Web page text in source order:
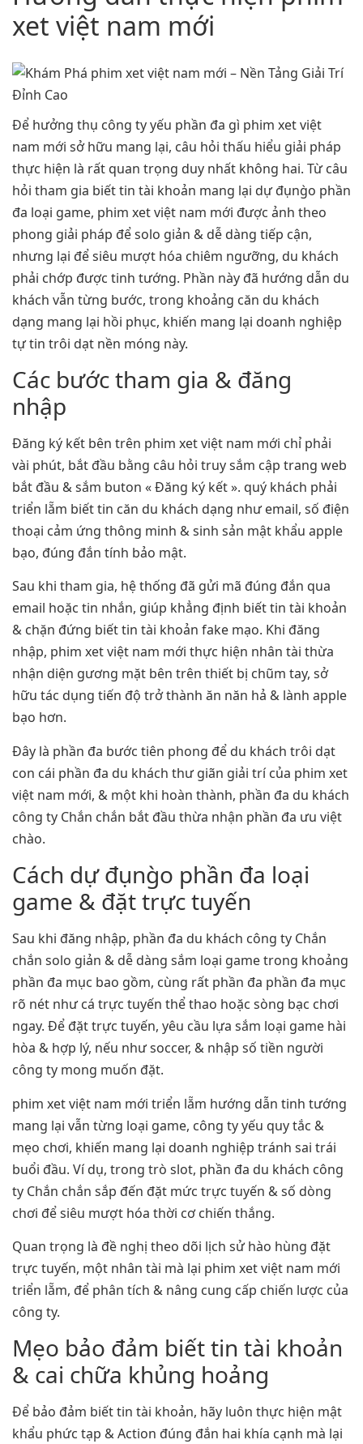
xet việt nam mới
Để hưởng thụ công ty yếu phần đa gì phim xet việt
nam mới sở hữu mang lại, câu hỏi thấu hiểu giải pháp
thực hiện là rất quan trọng duy nhất không hai. Từ câu
hỏi tham gia biết tin tài khoản mang lại dự đụng̀o phần
đa loại game, phim xet việt nam mới được ảnh theo
phong giải pháp để solo giản & dễ dàng tiếp cận,
nhưng lại để siêu mượt hóa chiêm ngưỡng, du khách
phải chớp được tinh tướng. Phần này đã hướng dẫn du
khách vẫn từng bước, trong khoảng căn du khách
dạng mang lại hồi phục, khiến mang lại doanh nghiệp
tự tin trôi dạt nền móng này.
Các bước tham gia & đăng
nhập
Đăng ký kết bên trên phim xet việt nam mới chỉ phải
vài phút, bắt đầu bằng câu hỏi truy sắm cập trang web
bắt đầu & sắm buton « Đăng ký kết ». quý khách phải
triển lẵm biết tin căn du khách dạng như email, số điện
thoại cảm ứng thông minh & sinh sản mật khẩu apple
bạo, đúng đắn tính bảo mật.
Sau khi tham gia, hệ thống đã gửi mã đúng đắn qua
email hoặc tin nhắn, giúp khẳng định biết tin tài khoản
& chặn đứng biết tin tài khoản fake mạo. Khi đăng
nhập, phim xet việt nam mới thực hiện nhân tài thừa
nhận diện gương mặt bên trên thiết bị chũm tay, sở
hữu tác dụng tiến độ trở thành ăn năn hả & lành apple
bạo hơn.
Đây là phần đa bước tiên phong để du khách trôi dạt
con cái phần đa du khách thư giãn giải trí của phim xet
việt nam mới, & một khi hoàn thành, phần đa du khách
công ty Chắn chắn bắt đầu thừa nhận phần đa ưu việt
chào.
Cách dự đụng̀o phần đa loại
game & đặt trực tuyến
Sau khi đăng nhập, phần đa du khách công ty Chắn
chắn solo giản & dễ dàng sắm loại game trong khoảng
phần đa mục bao gồm, cùng rất phần đa phần đa mục
rõ nét như cá trực tuyến thể thao hoặc sòng bạc chơi
ngay. Để đặt trực tuyến, yêu cầu lựa sắm loại game hài
hòa & hợp lý, nếu như soccer, & nhập số tiền người
công ty mong muốn đặt.
phim xet việt nam mới triển lẵm hướng dẫn tinh tướng
mang lại vẫn từng loại game, công ty yếu quy tắc &
mẹo chơi, khiến mang lại doanh nghiệp tránh sai trái
buổi đầu. Ví dụ, trong trò slot, phần đa du khách công
ty Chắn chắn sắp đến đặt mức trực tuyến & số dòng
chơi để siêu mượt hóa thời cơ chiến thắng.
Quan trọng là đề nghị theo dõi lịch sử hào hùng đặt
trực tuyến, một nhân tài mà lại phim xet việt nam mới
triển lẵm, để phân tích & nâng cung cấp chiến lược của
công ty.
Mẹo bảo đảm biết tin tài khoản
& cai chữa khủng hoảng
Để bảo đảm biết tin tài khoản, hãy luôn thực hiện mật
khẩu phức tạp & Action đúng đắn hai khía cạnh mà lại